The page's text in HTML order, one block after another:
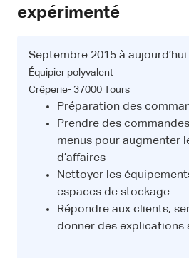
expérimenté
Septembre 2015 à aujourd’hui
Équipier polyvalent
Crêperie- 37000 Tours
Préparation des
Prendre des
menus pour augmenter
d’affaires
Nettoyer les
espaces de stockage
Répondre aux clients,
donner des explications